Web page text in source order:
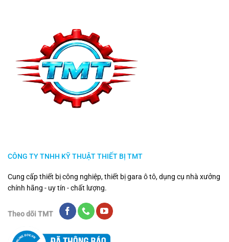
CÔNG TY TNHH KỸ THUẬT THIẾT BỊ TMT
Cung cấp thiết bị công nghiệp, thiết bị gara ô tô, dụng cụ nhà xưởng
chính hãng - uy tín - chất lượng.
Theo dõi TMT